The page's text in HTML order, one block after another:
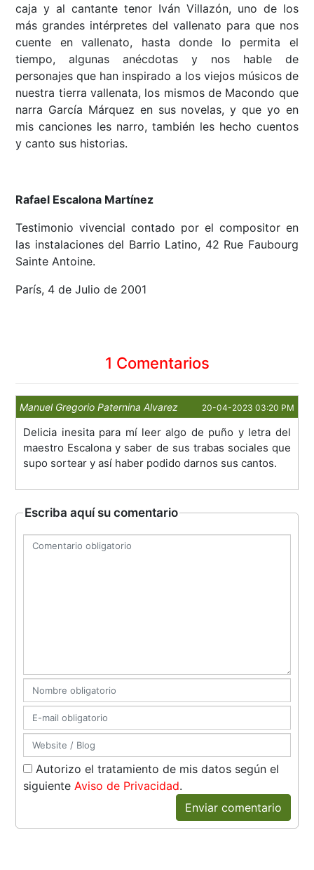
caja y al cantante tenor Iván Villazón, uno de los
más grandes intérpretes del vallenato para que nos
cuente en vallenato, hasta donde lo permita el
tiempo, algunas anécdotas y nos hable de
personajes que han inspirado a los viejos músicos de
nuestra tierra vallenata, los mismos de Macondo que
narra García Márquez en sus novelas, y que yo en
mis canciones les narro, también les hecho cuentos
y canto sus historias.
Rafael Escalona Martínez
Testimonio vivencial contado por el compositor en
las instalaciones del Barrio Latino, 42 Rue Faubourg
Sainte Antoine.
París, 4 de Julio de 2001
1 Comentarios
Manuel Gregorio Paternina Alvarez 20-04-2023 03:20 PM
Delicia inesita para mí leer algo de puño y letra del
maestro Escalona y saber de sus trabas sociales que
supo sortear y así haber podido darnos sus cantos.
Escriba aquí su comentario
Autorizo el tratamiento de mis datos según el
siguienteAviso de Privacidad.
Enviar comentario